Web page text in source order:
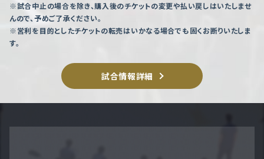
※試合中止の場合を除き、購入後のチケットの変更や払い戻しはいたしませ
んので、予めご了承ください。
※営利を目的としたチケットの転売はいかなる場合でも固くお断りいたしま
す。
試合情報詳細